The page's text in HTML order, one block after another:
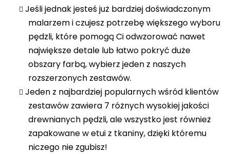
Jeśli jednak jesteś już bardziej doświadczonym
malarzem i czujesz potrzebę większego wyboru
pędzli, które pomogą Ci odwzorować nawet
największe detale lub łatwo pokryć duże
obszary farbą, wybierz jeden z naszych
rozszerzonych zestawów.
Jeden z najbardziej popularnych wśród klientów
zestawów zawiera 7 różnych wysokiej jakości
drewnianych pędzli, ale wszystko jest również
zapakowane w etui z tkaniny, dzięki któremu
niczego nie zgubisz!